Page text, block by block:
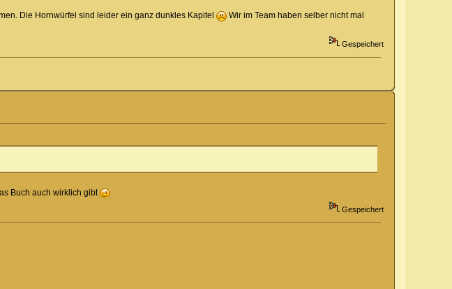
Die Hornwürfel sind leider ein ganz dunkles Kapitel
Wir im Team haben selber nicht mal
Gespeichert
Buch auch wirklich gibt
Gespeichert